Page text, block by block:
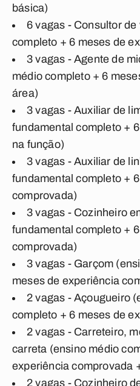
básica)
6 vagas - Consultor
completo + 6 meses de
3 vagas - Agente de
médio completo + 6
área)
3 vagas - Auxiliar de
fundamental completo +
na função)
3 vagas - Auxiliar de
fundamental completo +
comprovada)
3 vagas - Cozinheiro
fundamental completo +
comprovada)
3 vagas - Garçom
meses de experiência
2 vagas - Açougueiro
completo + 6 meses de
2 vagas - Carreteiro,
carreta (ensino médio
experiência comprovada
2 vagas - Cozinheiro